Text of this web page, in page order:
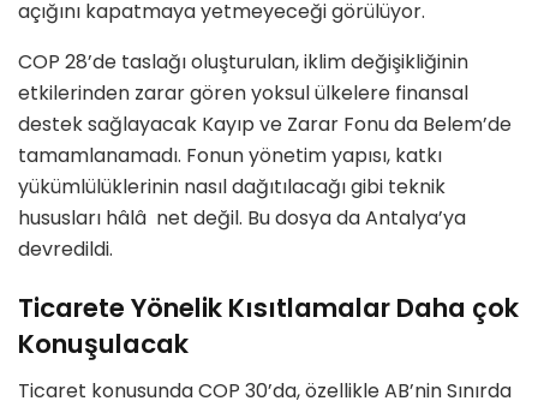
açığını kapatmaya yetmeyeceği görülüyor.
COP 28’de taslağı oluşturulan, iklim değişikliğinin
etkilerinden zarar gören yoksul ülkelere finansal
destek sağlayacak Kayıp ve Zarar Fonu da Belem’de
tamamlanamadı. Fonun yönetim yapısı, katkı
yükümlülüklerinin nasıl dağıtılacağı gibi teknik
hususları hâlâ net değil. Bu dosya da Antalya’ya
devredildi.
Ticarete Yönelik Kısıtlamalar Daha çok
Konuşulacak
Ticaret konusunda COP 30’da,özellikle AB’nin Sınırda